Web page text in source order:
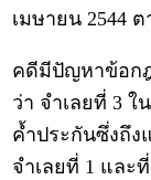
เมษายน 2544
คดีมีปัญหาข้อก
ว่า จำเลยที่ 3
ค้ำประกันซึ่งถึง
จำเลยที่ 1 และ